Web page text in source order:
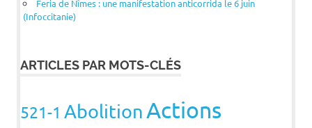
Feria de Nîmes : une manifestation anticorrida le 6 juin
(Infoccitanie)
ARTICLES PAR MOTS-CLÉS
521-1 AbolitionActions